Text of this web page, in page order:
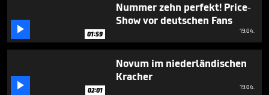
 01:59
Nummer zehn perfekt! Price-
Show vor deutschen Fans
19.04.
 02:01
Novum im niederländischen
Kracher
19.04.